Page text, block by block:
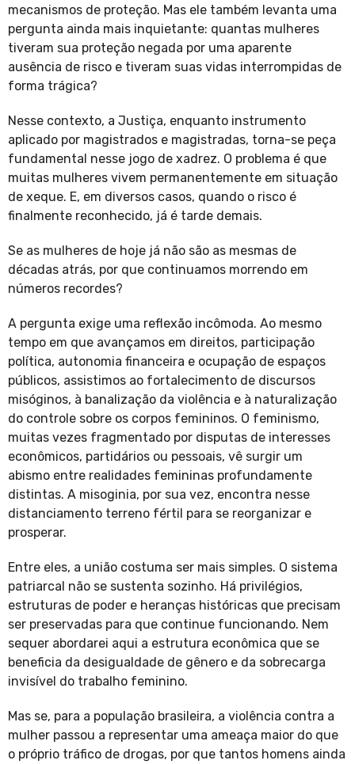
mecanismos de proteção. Mas ele também levanta uma
pergunta ainda mais inquietante: quantas mulheres
tiveram sua proteção negada por uma aparente
ausência de risco e tiveram suas vidas interrompidas de
forma trágica?
Nesse contexto, a Justiça, enquanto instrumento
aplicado por magistrados e magistradas, torna-se peça
fundamental nesse jogo de xadrez. O problema é que
muitas mulheres vivem permanentemente em situação
de xeque. E, em diversos casos, quando o risco é
finalmente reconhecido, já é tarde demais.
Se as mulheres de hoje já não são as mesmas de
décadas atrás, por que continuamos morrendo em
números recordes?
A pergunta exige uma reflexão incômoda. Ao mesmo
tempo em que avançamos em direitos, participação
política, autonomia financeira e ocupação de espaços
públicos, assistimos ao fortalecimento de discursos
misóginos, à banalização da violência e à naturalização
do controle sobre os corpos femininos. O feminismo,
muitas vezes fragmentado por disputas de interesses
econômicos, partidários ou pessoais, vê surgir um
abismo entre realidades femininas profundamente
distintas. A misoginia, por sua vez, encontra nesse
distanciamento terreno fértil para se reorganizar e
prosperar.
Entre eles, a união costuma ser mais simples. O sistema
patriarcal não se sustenta sozinho. Há privilégios,
estruturas de poder e heranças históricas que precisam
ser preservadas para que continue funcionando. Nem
sequer abordarei aqui a estrutura econômica que se
beneficia da desigualdade de gênero e da sobrecarga
invisível do trabalho feminino.
Mas se, para a população brasileira, a violência contra a
mulher passou a representar uma ameaça maior do que
o próprio tráfico de drogas, por que tantos homens ainda